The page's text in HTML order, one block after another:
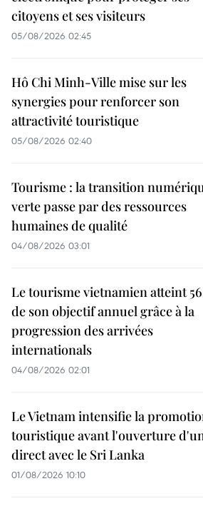
citoyens et ses visiteurs
05/08/2026 02:45
Hô Chi Minh-Ville mise sur les
synergies pour renforcer son
attractivité touristique
05/08/2026 02:40
Tourisme : la transition
verte passe par des ressources
humaines de qualité
04/08/2026 03:01
Le tourisme vietnamien atteint 56
de son objectif annuel grâce à la
progression des arrivées
internationals
04/08/2026 02:01
Le Vietnam intensifie la
touristique avant l'ouverture
direct avec le Sri Lanka
01/08/2026 10:10